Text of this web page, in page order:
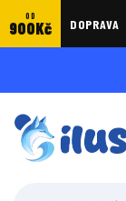
OD
900Kč DOPRAVA